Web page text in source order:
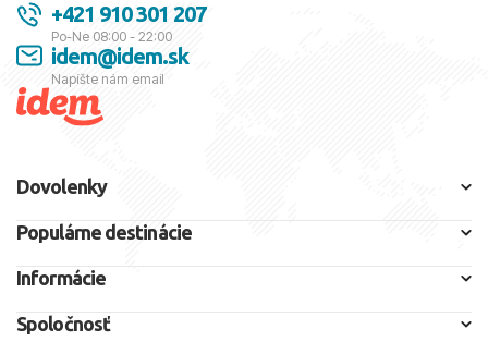
+421 910 301 207
Po-Ne 08:00 - 22:00
idem@idem.sk
Napíšte nám email
Dovolenky
Populárne destinácie
Informácie
Spoločnosť